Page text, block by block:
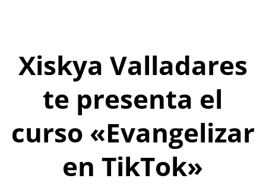
Xiskya Valladares
te presenta el
curso «Evangelizar
en TikTok»